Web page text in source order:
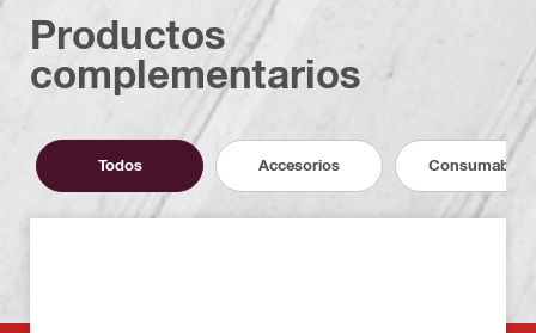
Productos
complementarios
Todos Accesorios Consumables